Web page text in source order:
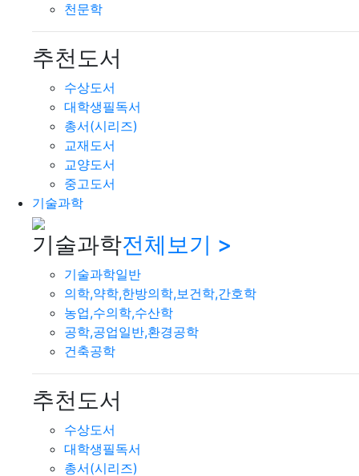
천문학
추천도서
수상도서
대학생필독서
총서(시리즈)
교재도서
교양도서
중고도서
기술과학
기술과학전체보기 >
기술과학일반
의학,약학,한방의학,보건학,간호학
농업,수의학,수산학
공학,공업일반,환경공학
건축공학
추천도서
수상도서
대학생필독서
총서(시리즈)